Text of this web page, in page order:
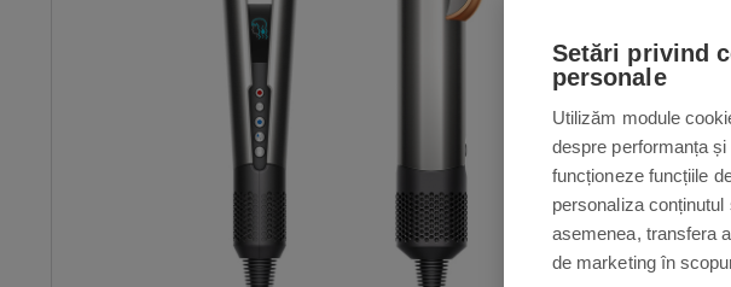
de-a
viteză
oferă un
de aer
Setări privind
personale
Utilizăm module
despre performanța
funcționeze funcțiile
personaliza
asemenea, transfera
de marketing în